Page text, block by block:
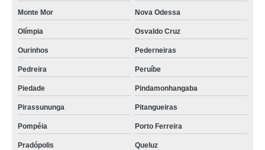
Monte Mor Nova Odessa
Olímpia Osvaldo Cruz
Ourinhos Pederneiras
Pedreira Peruíbe
Piedade Pindamonhangaba
Pirassununga Pitangueiras
Pompéia Porto Ferreira
Pradópolis Queluz